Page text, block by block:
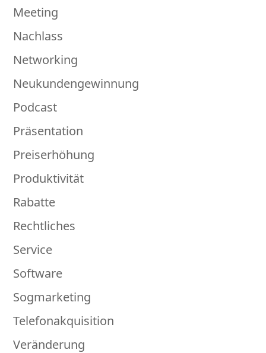
Meeting
Nachlass
Networking
Neukundengewinnung
Podcast
Präsentation
Preiserhöhung
Produktivität
Rabatte
Rechtliches
Service
Software
Sogmarketing
Telefonakquisition
Veränderung